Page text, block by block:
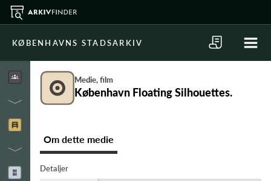
KØBENHAVNS STADSARKIV
Medie, film
København Floating Silhouettes.
Om dette medie
Detaljer